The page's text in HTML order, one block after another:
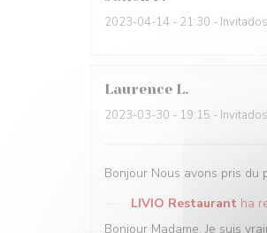
2023-04-14 - 21:30 -
Laurence L
2023-03-30 - 19:15 -
Bonjour Nous avons pris du
LIVIO Restaurant ha
Bonjour Madame. Je suis